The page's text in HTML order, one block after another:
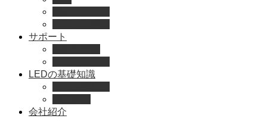
サポート
LEDの基礎知識
会社紹介